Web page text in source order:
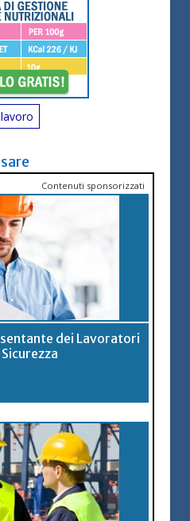
Contenuti sponsorizzati
dei Lavoratori